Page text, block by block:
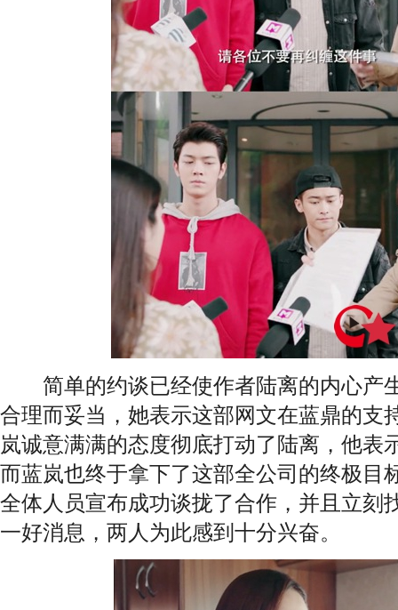
简单的约谈已经使作者陆离的内心产
合理而妥当，她表示这部网文在蓝鼎的支
岚诚意满满的态度彻底打动了陆离，他表
而蓝岚也终于拿下了这部全公司的终极
全体人员宣布成功谈拢了合作，并且立刻
一好消息，两人为此感到十分兴奋。